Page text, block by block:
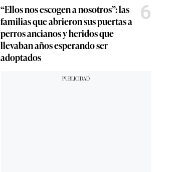
“Ellos nos escogen a nosotros”: las
familias que abrieron sus puertas a
perros ancianos y heridos que
llevaban años esperando ser
adoptados
6